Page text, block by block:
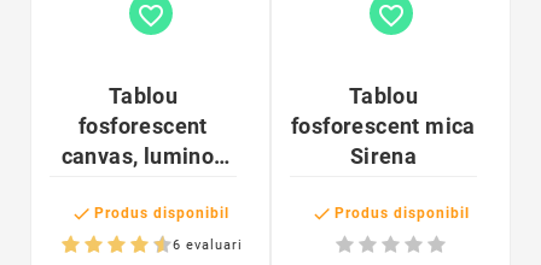
favorite_border
Tablou
fosforescent
canvas, luminos
personalizabil cu
imaginea ta
 Produs disponibil
6 evaluari
favorite_border
Tablou
fosforescent mica
Sirena
 Produs disponibil